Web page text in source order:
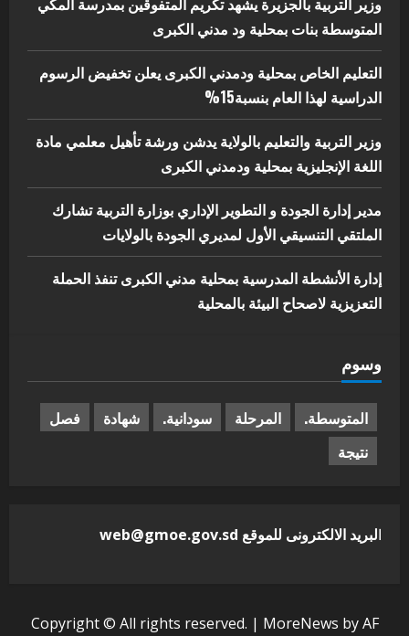
5 يوليو 29, 2026
المتوسطة بنات بمحلية ود مدني الكبرى
التعليم الخاص بمحلية ودمدني الكبرى يعلن تخفيض الرسوم
الدراسية لهذا العام بنسبة15%
وزير التربية والتعليم بالولاية يدشن ورشة تأهيل معلمي مادة
اللغة الإنجليزية بمحلية ودمدني الكبرى
مدير إدارة الجودة و التطوير الإداري بوزارة التربية تشارك
الملتقي التنسيقي الأول لمديري الجودة بالولايات
إدارة الأنشطة المدرسية بمحلية مدني الكبرى تنفذ الحملة
التعزيزية لاصحاح البيئة بالمحلية
وسوم
المتوسطة. المرحلة سودانية. شهادة
فصل
نتيجة
البريد الالكترونى للموقع web@gmoe.gov.sd
Copyright © All rights reserved. | MoreNews by AF